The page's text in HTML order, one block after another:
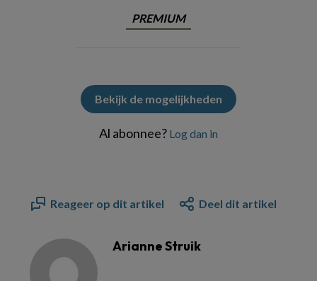
PREMIUM
Bekijk de mogelijkheden
Al abonnee? Log dan in
Reageer op dit artikel Deel dit artikel
Arianne Struik